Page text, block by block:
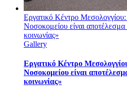
Εργατικό Κέντρο
Νοσοκομείου είναι
κοινωνίας»
Gallery
Εργατικό Κέντρο
Νοσοκομείου είναι
κοινωνίας»